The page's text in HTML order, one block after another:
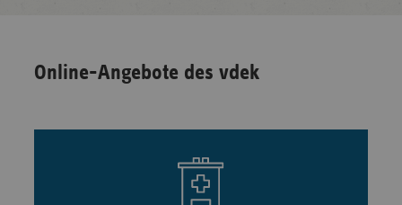
Online-Angebote des vdek